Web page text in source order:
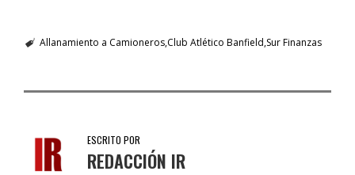
Allanamiento a CamionerosClub Atlético Banfield Sur Finanzas
ESCRITO POR
REDACCIÓN IR